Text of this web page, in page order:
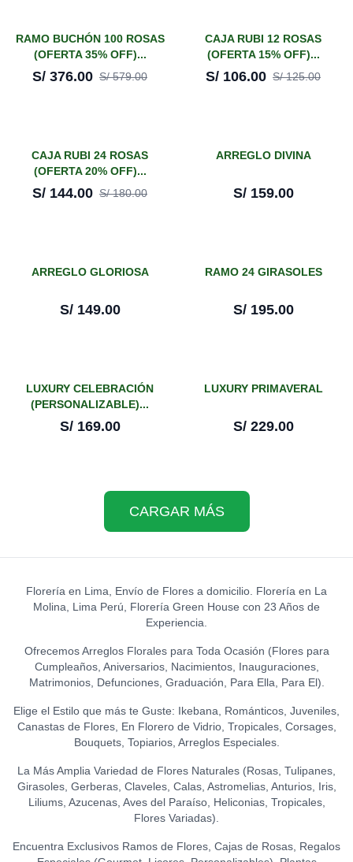
¡En oferta!
35%
RAMO BUCHÓN 100 ROSAS
(OFERTA 35% OFF)...
S/ 376.00 S/579.00
¡En oferta!
15%
CAJA RUBI 12 ROSAS
(OFERTA 15% OFF)...
S/ 106.00 S/125.00
¡En oferta!
20%
CAJA RUBI 24 ROSAS
(OFERTA 20% OFF)...
S/ 144.00 S/180.00
ARREGLO DIVINA
S/ 159.00
ARREGLO GLORIOSA
S/ 149.00
RAMO 24 GIRASOLES
S/ 195.00
LUXURY CELEBRACIÓN
(PERSONALIZABLE)...
S/ 169.00
LUXURY PRIMAVERAL
S/ 229.00
CARGAR MÁS
Florería en Lima, Envío de Flores a domicilio. Florería en La
Molina, Lima Perú, Florería Green House con 23 Años de
Experiencia.
Ofrecemos Arreglos Florales para Toda Ocasión (Flores para
Cumpleaños, Aniversarios, Nacimientos, Inauguraciones,
Matrimonios, Defunciones, Graduación, Para Ella, Para El).
Elige el Estilo que más te Guste: Ikebana, Románticos, Juveniles,
Canastas de Flores, En Florero de Vidrio, Tropicales, Corsages,
Bouquets, Topiarios, Arreglos Especiales.
La Más Amplia Variedad de Flores Naturales (Rosas, Tulipanes,
Girasoles, Gerberas, Claveles, Calas, Astromelias, Anturios, Iris,
Liliums, Azucenas, Aves del Paraíso, Heliconias, Tropicales,
Flores Variadas).
Encuentra Exclusivos Ramos de Flores, Cajas de Rosas, Regalos